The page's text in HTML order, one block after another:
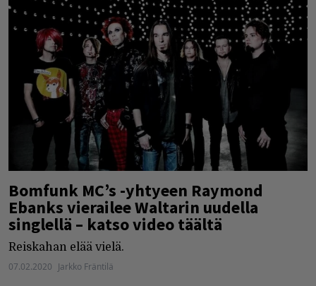
Bomfunk MC’s -yhtyeen Raymond
Ebanks vierailee Waltarin uudella
singlellä – katso video täältä
Reiskahan elää vielä.
07.02.2020 Jarkko Fräntilä